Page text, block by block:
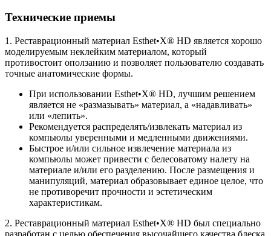
Технические приемы
1. Реставрационный материал Esthet•X® HD является хорошо
моделируемым неклейким материалом, который
противостоит оползанию и позволяет пользователю создавать
точные анатомические формы.
При использовании Esthet•X® HD, лучшим решением
является не «размазывать» материал, а «надавливать»
или «лепить».
Рекомендуется распределять/извлекать материал из
компьюлы уверенными и медленными движениями.
Быстрое и/или сильное извлечение материала из
компьюлы может привести с белесоватому налету на
материале и/или его разделению. После размещения и
манипуляций, материал образовывает единое целое, что
не противоречит прочности и эстетическим
характеристикам.
2. Реставрационный материал Esthet•X® HD был специально
разработан с целью обеспечения высочайшего качества блеска